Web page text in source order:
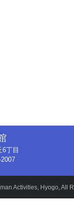
丁目
Activities, Hyogo, All